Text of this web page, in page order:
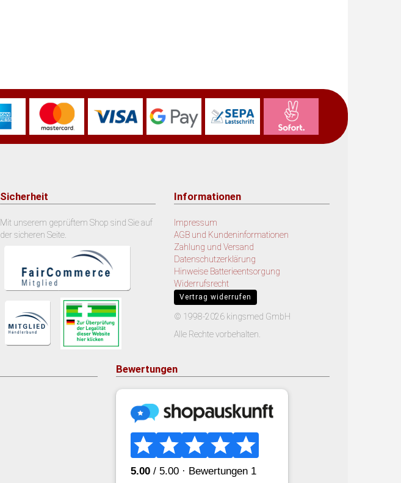
Sicherheit
Mit unserem geprüftem Shop sind Sie auf
der sicheren Seite.
Informationen
Impressum
AGB und Kundeninformationen
Zahlung und Versand
Datenschutzerklärung
Hinweise Batterieentsorgung
Widerrufsrecht
Vertrag widerrufen
© 1998-2026 kingsmed GmbH
Alle Rechte vorbehalten.
Bewertungen